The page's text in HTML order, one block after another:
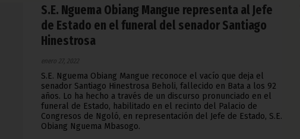
S.E. Nguema Obiang Mangue representa al Jefe
de Estado en el funeral del senador Santiago
Hinestrosa
enero 27, 2022
S.E. Nguema Obiang Mangue reconoce el vacío que deja el
senador Santiago Hinestrosa Beholi, fallecido en Bata a los 92
años. Lo ha hecho a través de un discurso pronunciado en el
funeral de Estado, habilitado en el recinto del Palacio de
Congresos de Ngoló, en representación del Jefe de Estado, S.E.
Obiang Nguema Mbasogo.